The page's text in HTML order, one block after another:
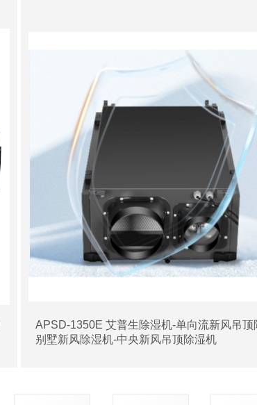
APSD-1350E 艾普生除湿机-单向流新风吊顶
别墅新风除湿机-中央新风吊顶除湿机